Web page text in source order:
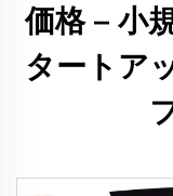
価格 – 小
タートア